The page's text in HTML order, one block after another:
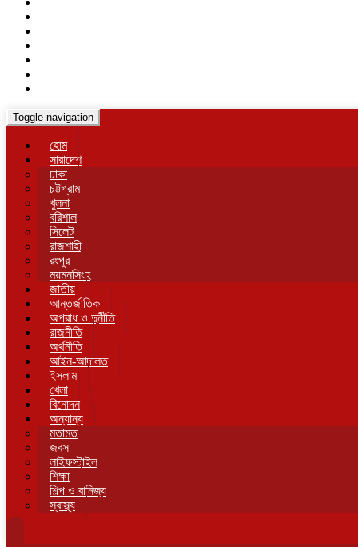
Toggle navigation
হোম
সারাদেশ
ঢাকা
চট্টগ্রাম
খুলনা
বরিশাল
সিলেট
রাজশাহী
রংপুর
ময়মনসিংহ
জাতীয়
আন্তর্জাতিক
অপরাধ ও দুর্নীতি
রাজনীতি
অর্থনীতি
আইন-আদালত
ইসলাম
খেলা
বিনোদন
অন্যান্য
মতামত
জবস
লাইফস্টাইল
শিক্ষা
শিল্প ও বানিজ্য
স্বাস্থ্য